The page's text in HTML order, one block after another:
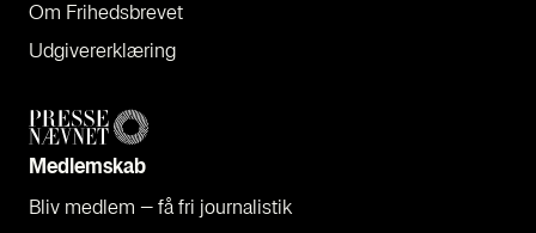
Om Fri­heds­bre­vet
Udgi­ve­rer­klæ­ring
Med­lem­skab
Bliv med­lem – få fri jour­na­li­stik